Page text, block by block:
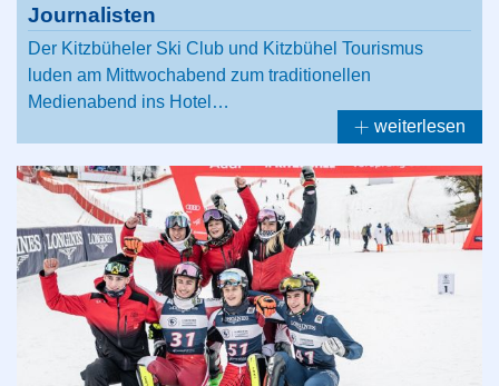
Journalisten
Der Kitzbüheler Ski Club und Kitzbühel Tourismus
luden am Mittwochabend zum traditionellen
Medienabend ins Hotel…
weiterlesen